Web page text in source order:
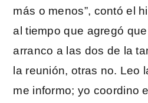
más o menos”, contó el
al tiempo que agregó
arranco a las dos de la
la reunión, otras no. Leo
me informo; yo coordino